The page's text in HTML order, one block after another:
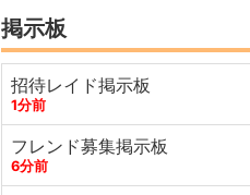
掲示板
招待レイド掲示板
1分前
フレンド募集掲示板
6分前